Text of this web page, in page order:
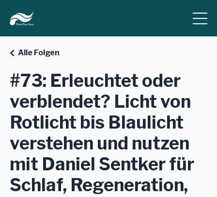
#73: Erleuchtet oder
verblendet? Licht von
Rotlicht bis Blaulicht
verstehen und nutzen
mit Daniel Sentker für
Schlaf, Regeneration,
Alle Folgen